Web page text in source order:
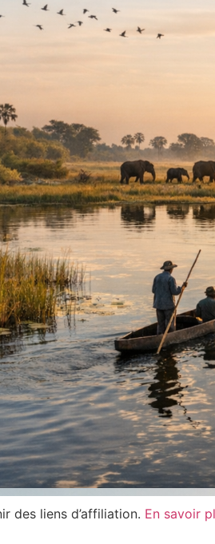
des liens d’affiliation. En savoir